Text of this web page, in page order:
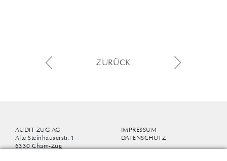
ZURÜCK
AUDIT ZUG AG
Alte Steinhauserstr. 1
6330 Cham-Zug
IMPRESSUM
DATENSCHUTZ